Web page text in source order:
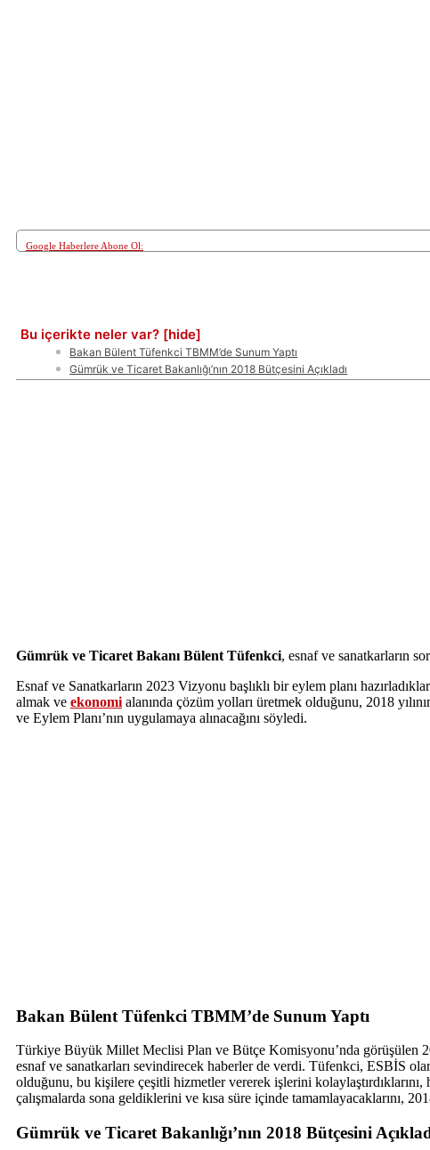
Google Haberlere Abone Ol:
Bu içerikte neler var? [hide]
Bakan Bülent Tüfenkci TBMM’de Sunum Yaptı
Gümrük ve Ticaret Bakanlığı’nın 2018 Bütçesini Açıkladı
Gümrük ve Ticaret Bakanı Bülent Tüfenkci, esnaf ve sanatkarların
Esnaf ve Sanatkarların 2023 Vizyonu başlıklı bir eylem planı
almak ve ekonomi alanında çözüm yolları üretmek olduğunu, 2018
ve Eylem Planı’nın uygulamaya alınacağını söyledi.
Bakan Bülent Tüfenkci TBMM’de Sunum Yaptı
Türkiye Büyük Millet Meclisi Plan ve Bütçe Komisyonu’nda görüşülen
esnaf ve sanatkarları sevindirecek haberler de verdi. Tüfenkci, ESBİS
olduğunu, bu kişilere çeşitli hizmetler vererek işlerini kolaylaştırdıklarını,
çalışmalarda sona geldiklerini ve kısa süre içinde tamamlayacaklarını,
Gümrük ve Ticaret Bakanlığı’nın 2018 Bütçesini